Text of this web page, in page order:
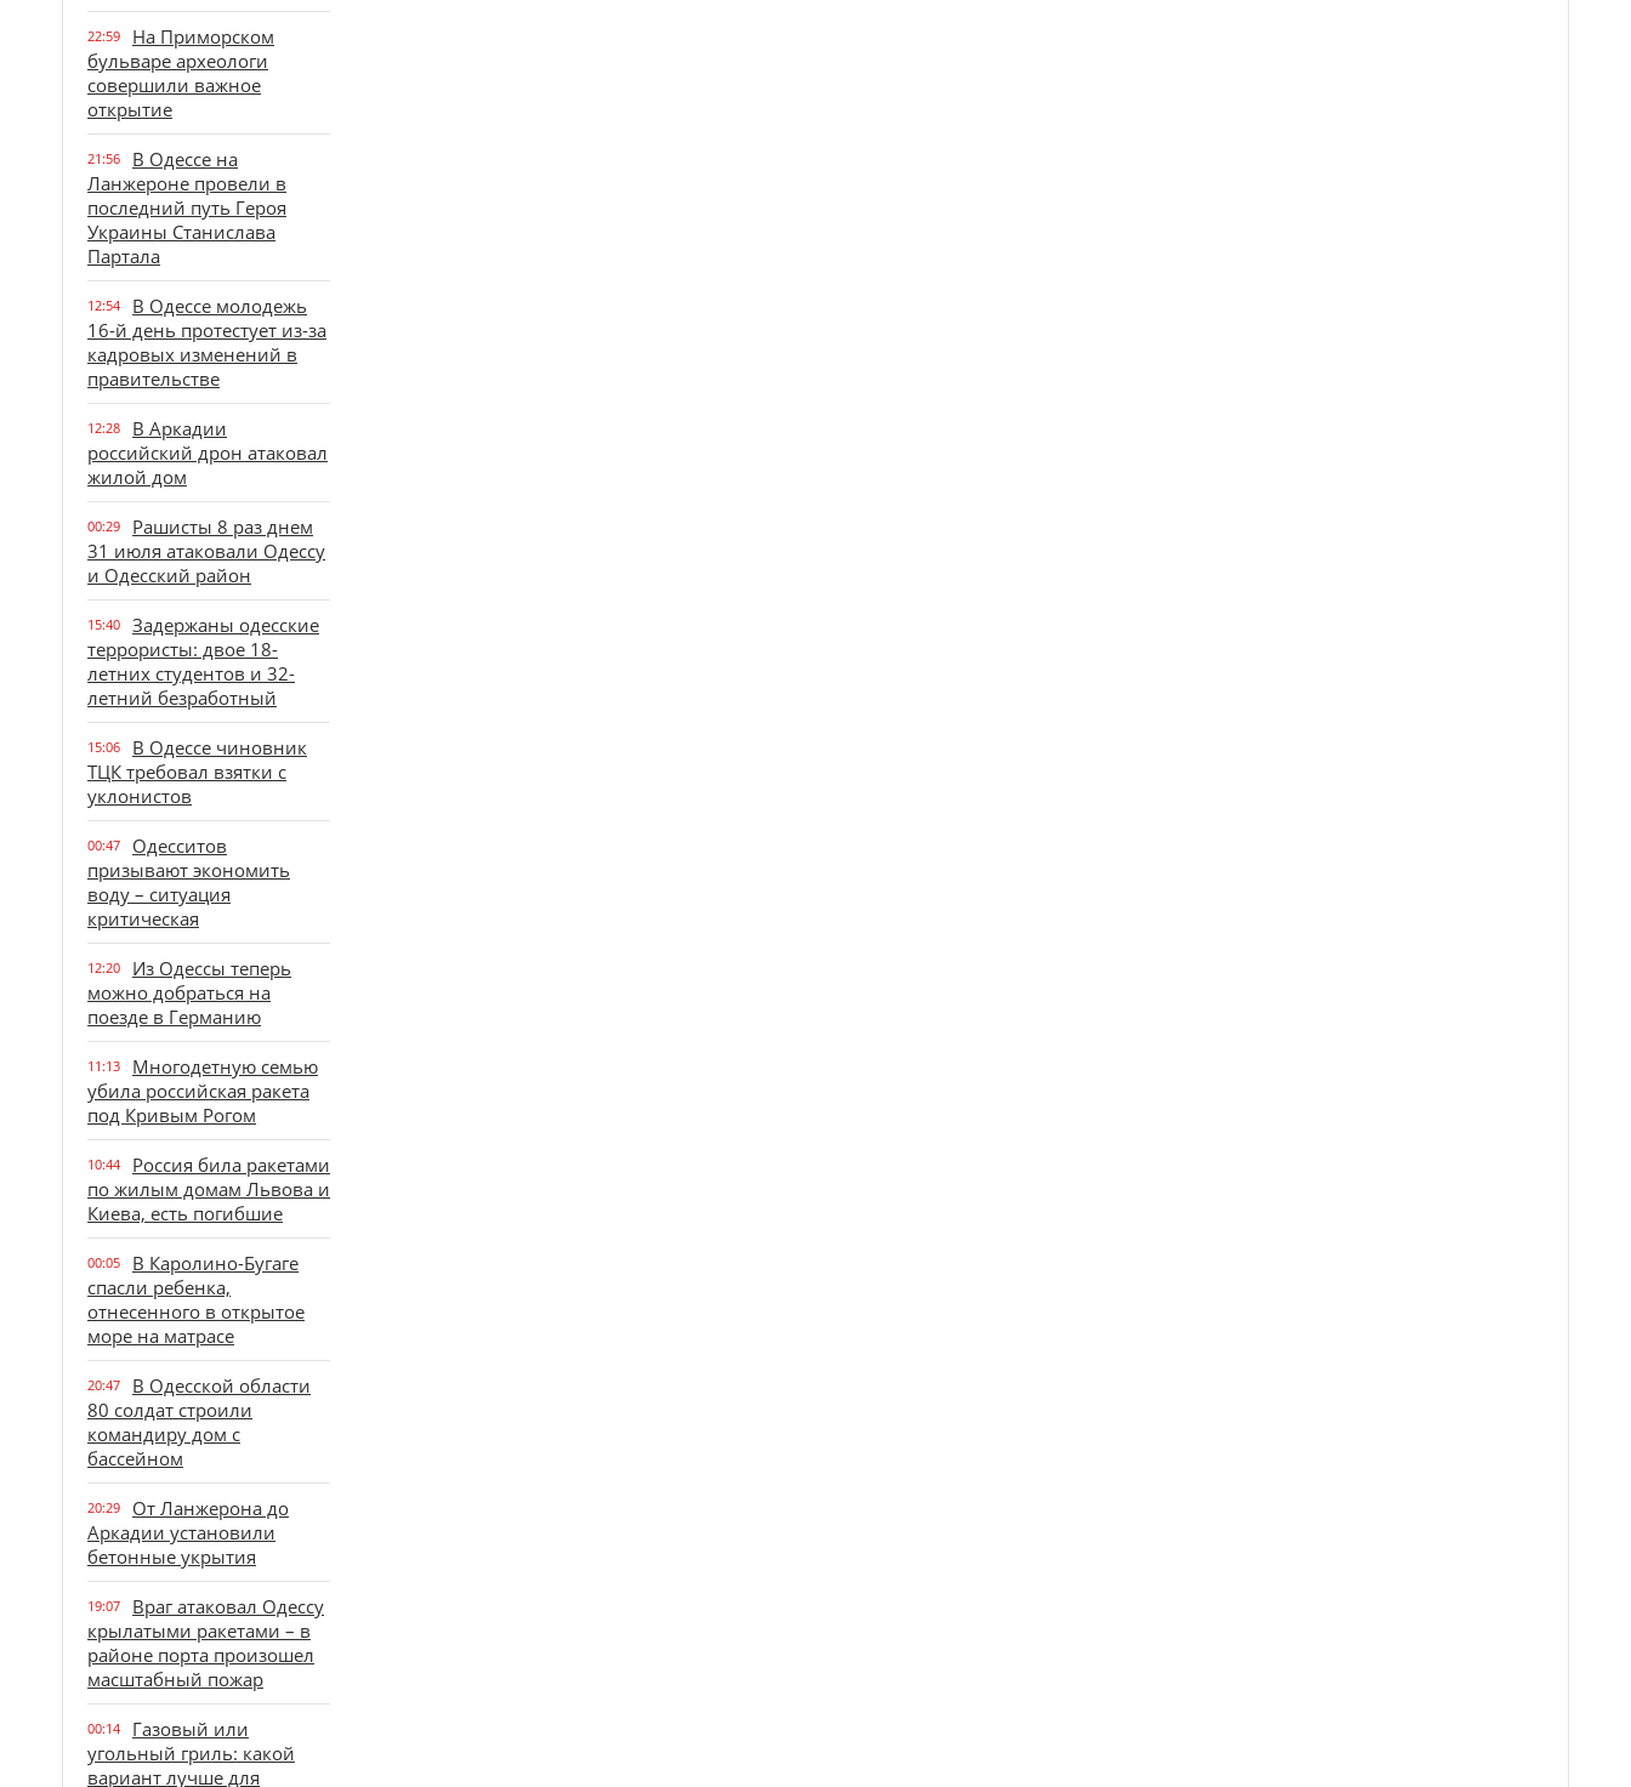
22:59
На Приморском
бульваре археологи
совершили важное
открытие
21:56
В Одессе на
Ланжероне провели в
последний путь Героя
Украины Станислава
Партала
12:54
В Одессе молодежь
16-й день протестует из-за
кадровых изменений в
правительстве
12:28
В Аркадии
российский дрон атаковал
жилой дом
00:29
Рашисты 8 раз днем
31 июля атаковали Одессу
и Одесский район
15:40
Задержаны одесские
террористы: двое 18-
летних студентов и 32-
летний безработный
15:06
В Одессе чиновник
ТЦК требовал взятки с
уклонистов
00:47
Одесситов
призывают экономить
воду – ситуация
критическая
12:20
Из Одессы теперь
можно добраться на
поезде в Германию
11:13
Многодетную семью
убила российская ракета
под Кривым Рогом
10:44
Россия била ракетами
по жилым домам Львова и
Киева, есть погибшие
00:05
В Каролино-Бугаге
спасли ребенка,
отнесенного в открытое
море на матрасе
20:47
В Одесской области
80 солдат строили
командиру дом с
бассейном
20:29
От Ланжерона до
Аркадии установили
бетонные укрытия
19:07
Враг атаковал Одессу
крылатыми ракетами – в
районе порта произошел
масштабный пожар
00:14
Газовый или
угольный гриль: какой
вариант лучше для